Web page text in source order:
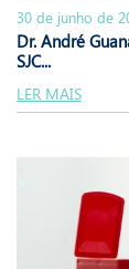
30 de junho de
Dr. André
SJC...
LER MAIS